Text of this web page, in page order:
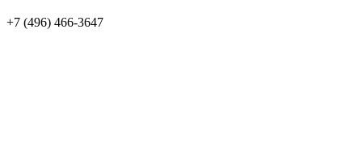
+7 (496) 466-3647